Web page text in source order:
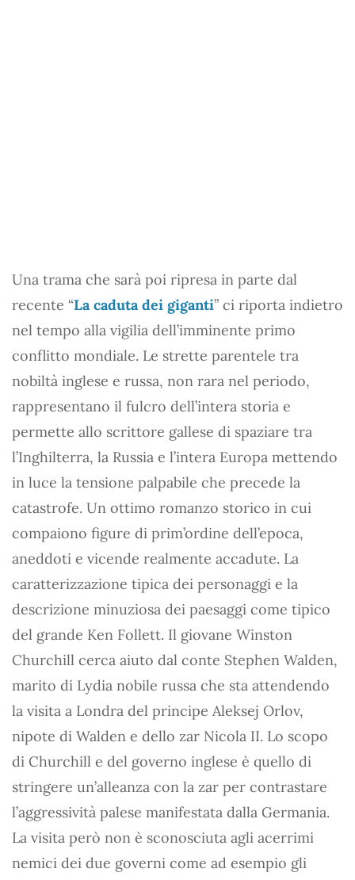
Una trama che sarà poi ripresa in parte dal
recente “La caduta dei giganti” ci riporta indietro
nel tempo alla vigilia dell’imminente primo
conflitto mondiale. Le strette parentele tra
nobiltà inglese e russa, non rara nel periodo,
rappresentano il fulcro dell’intera storia e
permette allo scrittore gallese di spaziare tra
l’Inghilterra, la Russia e l’intera Europa mettendo
in luce la tensione palpabile che precede la
catastrofe. Un ottimo romanzo storico in cui
compaiono figure di prim’ordine dell’epoca,
aneddoti e vicende realmente accadute. La
caratterizzazione tipica dei personaggi e la
descrizione minuziosa dei paesaggi come tipico
del grande Ken Follett. Il giovane Winston
Churchill cerca aiuto dal conte Stephen Walden,
marito di Lydia nobile russa che sta attendendo
la visita a Londra del principe Aleksej Orlov,
nipote di Walden e dello zar Nicola II. Lo scopo
di Churchill e del governo inglese è quello di
stringere un’alleanza con la zar per contrastare
l’aggressività palese manifestata dalla Germania.
La visita però non è sconosciuta agli acerrimi
nemici dei due governi come ad esempio gli